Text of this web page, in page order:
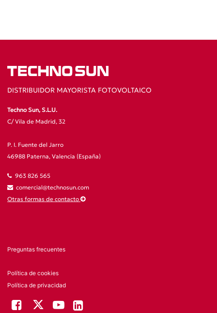
DISTRIBUIDOR MAYORISTA FOTOVOLTAICO
Techno Sun, S.L.U.
C/ Vila de Madrid, 32
P. I. Fuente del Jarro
46988 Paterna, Valencia (España)
963 826 565
comercial@technosun.com
Otras formas de contacto
Preguntas frecuentes
Política de cookies
Política de privacidad